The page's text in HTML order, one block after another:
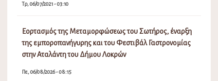
Τρ, 06/07/2021 - 03:10
Εορτασμός της Μεταμορφώσεως του Σωτήρος, έναρξη
της εμποροπανήγυρης και του Φεστιβάλ Γαστρονομίας
στην Αταλάντη του Δήμου Λοκρών
Πε, 06/08/2026 - 08:15